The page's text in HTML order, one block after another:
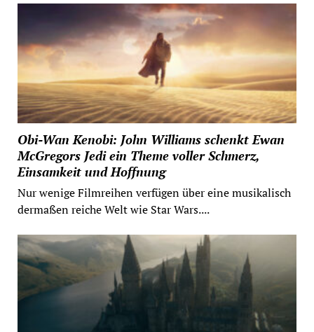
Obi-Wan Kenobi: John Williams schenkt Ewan
McGregors Jedi ein Theme voller Schmerz,
Einsamkeit und Hoffnung
Nur wenige Filmreihen verfügen über eine musikalisch
dermaßen reiche Welt wie Star Wars....